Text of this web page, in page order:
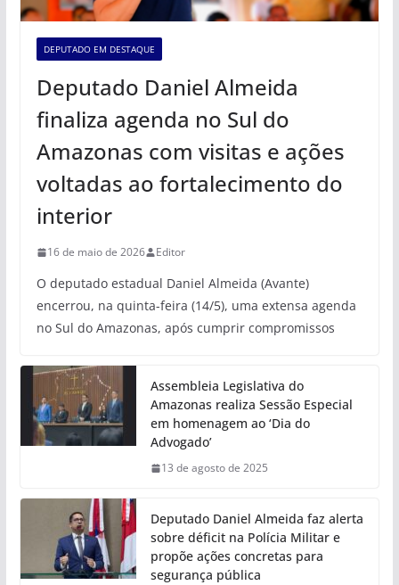
DEPUTADO EM DESTAQUE
Deputado Daniel Almeida
finaliza agenda no Sul do
Amazonas com visitas e ações
voltadas ao fortalecimento do
interior
16 de maio de 2026 Editor
O deputado estadual Daniel Almeida (Avante)
encerrou, na quinta-feira (14/5), uma extensa agenda
no Sul do Amazonas, após cumprir compromissos
Assembleia Legislativa do
Amazonas realiza Sessão Especial
em homenagem ao ‘Dia do
Advogado’
13 de agosto de 2025
Deputado Daniel Almeida faz alerta
sobre déficit na Polícia Militar e
propõe ações concretas para
segurança pública